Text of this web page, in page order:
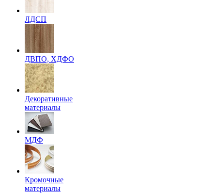
ЛДСП
ДВПО, ХДФО
Декоративные
материалы
МДФ
Кромочные
материалы